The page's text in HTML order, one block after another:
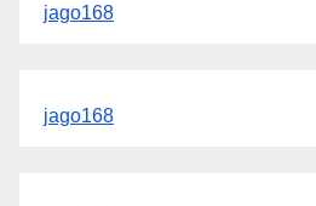
jago168
jago168